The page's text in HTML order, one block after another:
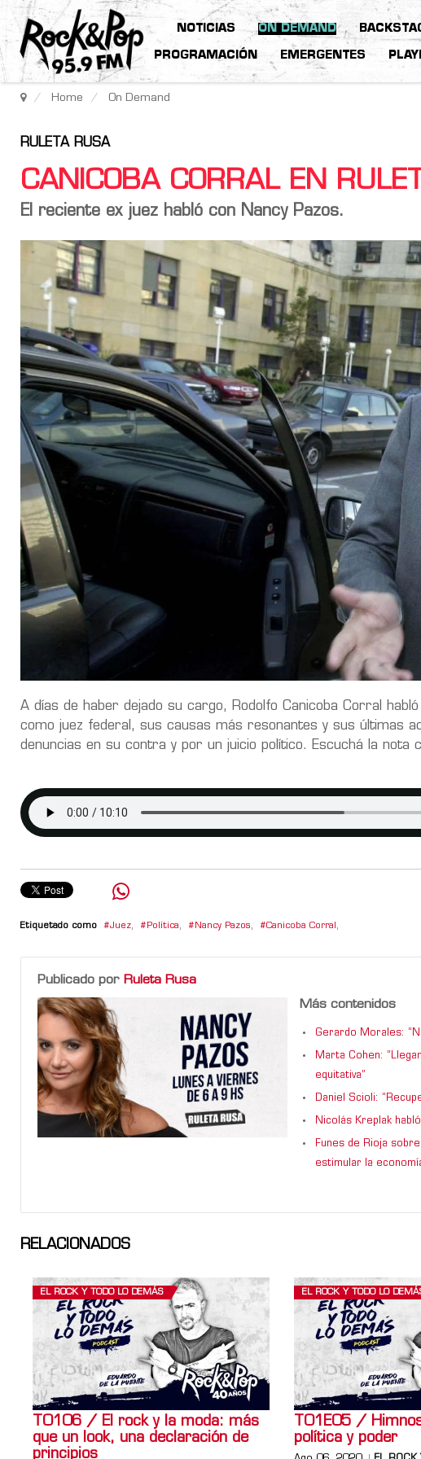
NOTICIAS ON DEMAND
PROGRAMACIÓN EMERGENTES
Home On Demand
RULETA RUSA
CANICOBA CORRAL EN
El reciente ex juez habló con Nancy Pazos.
A días de haber dejado su cargo, Rodolfo Canicoba Corral
como juez federal, sus causas más resonantes y sus últimas
denuncias en su contra y por un juicio político. Escuchá la nota
Etiquetado como Juez, Política, Nancy Pazos, Canicoba Corral ,
Publicado por Ruleta Rusa
Más contenidos
Gerardo Morales:
Marta Cohen:
equitativa”
Daniel Scioli:
Nicolás Kreplak
Funes de Rioja
estimular la
RELACIONADOS
EL ROCK Y TODO LO DEMÁS
T0106 / El rock y la moda: más
que un look, una declaración de
principios
EL ROCK Y TODO LO
T01E05 /
política y poder